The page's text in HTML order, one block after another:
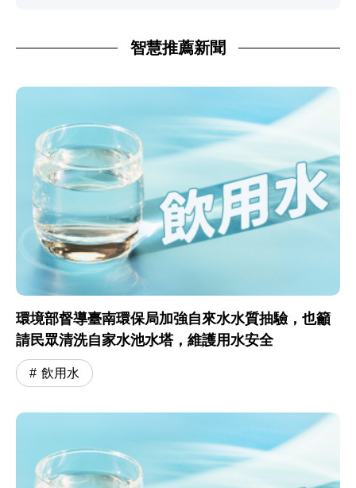
智慧推薦新聞
環境部督導臺南環保局加強自來水水質抽驗，也籲
請民眾清洗自家水池水塔，維護用水安全
飲用水